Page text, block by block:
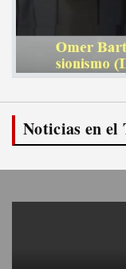
Noticias en el